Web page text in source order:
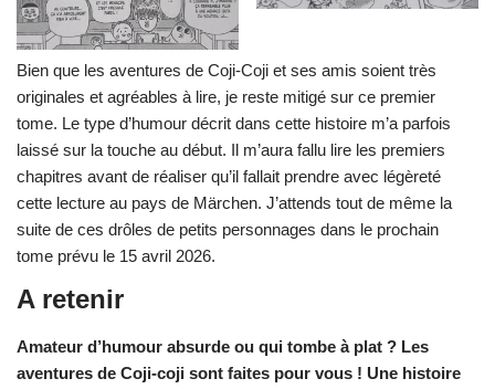
Bien que les aventures de Coji-Coji et ses amis soient très
originales et agréables à lire, je reste mitigé sur ce premier
tome. Le type d’humour décrit dans cette histoire m’a parfois
laissé sur la touche au début. Il m’aura fallu lire les premiers
chapitres avant de réaliser qu’il fallait prendre avec légèreté
cette lecture au pays de Märchen. J’attends tout de même la
suite de ces drôles de petits personnages dans le prochain
tome prévu le 15 avril 2026.
A retenir
Amateur d’humour absurde ou qui tombe à plat ? Les
aventures de Coji-coji sont faites pour vous ! Une histoire